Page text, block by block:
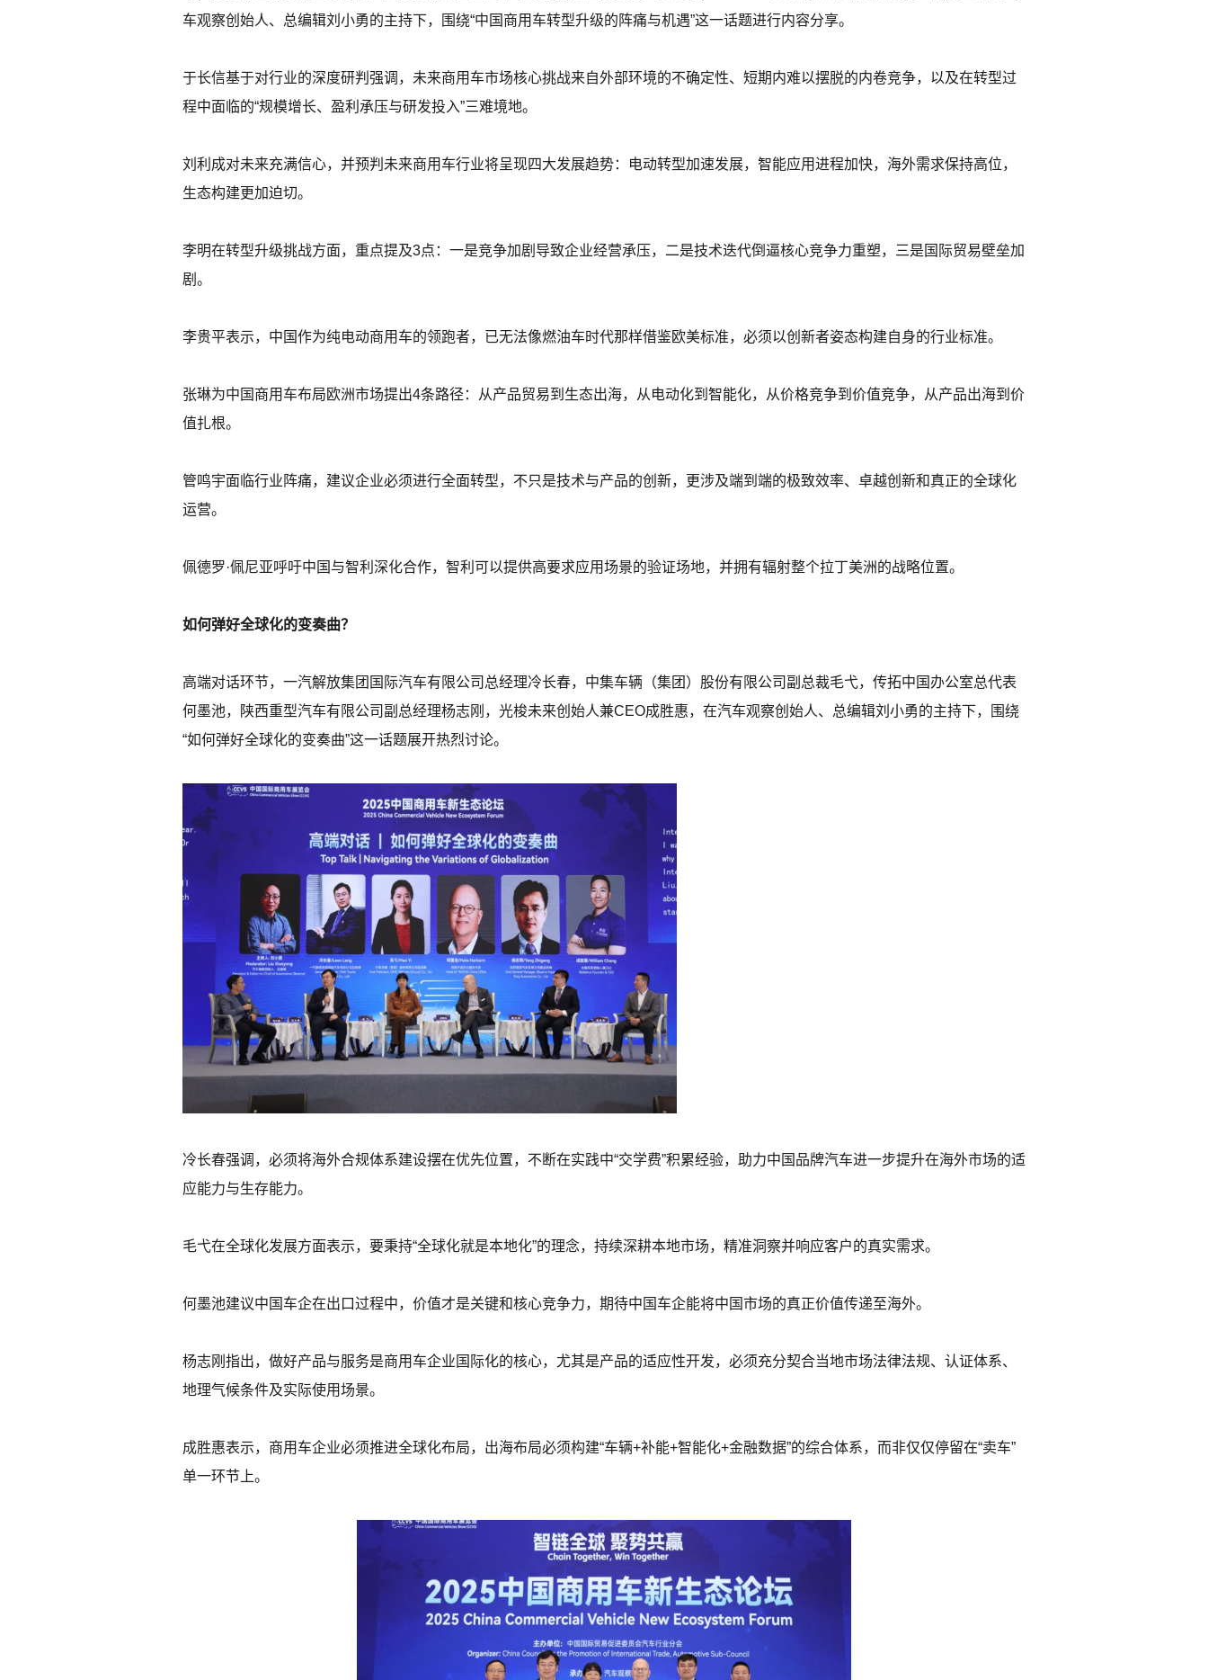
车观察创始人、总编辑刘小勇的主持下，围绕“中国商用车转型升级的阵痛与机遇”这一话题进行内容分享。
于长信基于对行业的深度研判强调，未来商用车市场核心挑战来自外部环境的不确定性、短期内难以摆脱的内卷竞争，以及在转型过
程中面临的“规模增长、盈利承压与研发投入”三难境地。
刘利成对未来充满信心，并预判未来商用车行业将呈现四大发展趋势：电动转型加速发展，智能应用进程加快，海外需求保持高位，
生态构建更加迫切。
李明在转型升级挑战方面，重点提及3点：一是竞争加剧导致企业经营承压，二是技术迭代倒逼核心竞争力重塑，三是国际贸易壁垒加
剧。
李贵平表示，中国作为纯电动商用车的领跑者，已无法像燃油车时代那样借鉴欧美标准，必须以创新者姿态构建自身的行业标准。
张琳为中国商用车布局欧洲市场提出4条路径：从产品贸易到生态出海，从电动化到智能化，从价格竞争到价值竞争，从产品出海到价
值扎根。
管鸣宇面临行业阵痛，建议企业必须进行全面转型，不只是技术与产品的创新，更涉及端到端的极致效率、卓越创新和真正的全球化
运营。
佩德罗·佩尼亚呼吁中国与智利深化合作，智利可以提供高要求应用场景的验证场地，并拥有辐射整个拉丁美洲的战略位置。
如何弹好全球化的变奏曲？
高端对话环节，一汽解放集团国际汽车有限公司总经理冷长春，中集车辆（集团）股份有限公司副总裁毛弋，传拓中国办公室总代表
何墨池，陕西重型汽车有限公司副总经理杨志刚，光梭未来创始人兼CEO成胜惠，在汽车观察创始人、总编辑刘小勇的主持下，围绕
“如何弹好全球化的变奏曲”这一话题展开热烈讨论。
冷长春强调，必须将海外合规体系建设摆在优先位置，不断在实践中“交学费”积累经验，助力中国品牌汽车进一步提升在海外市场的适
应能力与生存能力。
毛弋在全球化发展方面表示，要秉持“全球化就是本地化”的理念，持续深耕本地市场，精准洞察并响应客户的真实需求。
何墨池建议中国车企在出口过程中，价值才是关键和核心竞争力，期待中国车企能将中国市场的真正价值传递至海外。
杨志刚指出，做好产品与服务是商用车企业国际化的核心，尤其是产品的适应性开发，必须充分契合当地市场法律法规、认证体系、
地理气候条件及实际使用场景。
成胜惠表示，商用车企业必须推进全球化布局，出海布局必须构建“车辆+补能+智能化+金融数据”的综合体系，而非仅仅停留在“卖车”
单一环节上。